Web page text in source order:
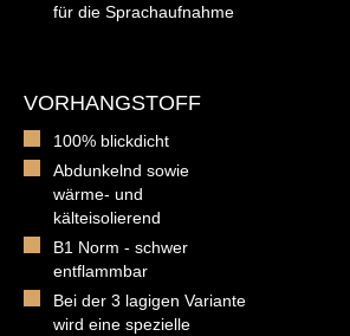
für die Sprachaufnahme
VORHANGSTOFF
100% blickdicht
Abdunkelnd sowie
wärme- und
kälteisolierend
B1 Norm - schwer
entflammbar
Bei der 3 lagigen Variante
wird eine spezielle